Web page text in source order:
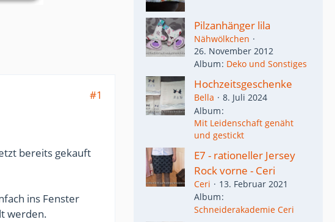
#1
bereits gekauft
ins Fenster
werden.
Pilzanhänger lila
Nähwölkchen
26. November 2012
Album Deko und Sonstiges
Hochzeitsgeschenke
Bella
8. Juli 2024
Album
Mit Leidenschaft genäht
und gestickt
E7 - rationeller Jersey
Rock vorne - Ceri
Ceri
13. Februar 2021
Album
Schneiderakademie Ceri